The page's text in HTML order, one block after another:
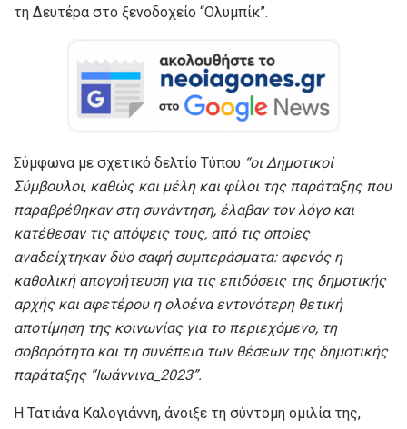
τη Δευτέρα στο ξενοδοχείο “Ολυμπίκ”.
Σύμφωνα με σχετικό δελτίο Τύπου “οι Δημοτικοί
Σύμβουλοι, καθώς και μέλη και φίλοι της παράταξης που
παραβρέθηκαν στη συνάντηση, έλαβαν τον λόγο και
κατέθεσαν τις απόψεις τους, από τις οποίες
αναδείχτηκαν δύο σαφή συμπεράσματα: αφενός η
καθολική απογοήτευση για τις επιδόσεις της δημοτικής
αρχής και αφετέρου η ολοένα εντονότερη θετική
αποτίμηση της κοινωνίας για το περιεχόμενο, τη
σοβαρότητα και τη συνέπεια των θέσεων της δημοτικής
παράταξης “Ιωάννινα_2023”.
H Τατιάνα Καλογιάννη, άνοιξε τη σύντομη ομιλία της,